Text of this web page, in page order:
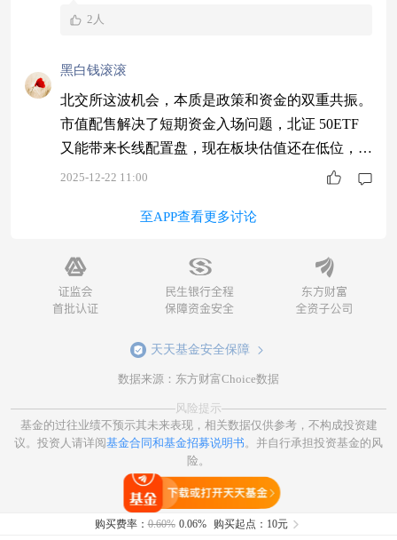
2人
黑白钱滚滚
北交所这波机会，本质是政策和资金的双重共振。
市值配售解决了短期资金入场问题，北证 50ETF
又能带来长线配置盘，现在板块估值还在低位，分
批布局相关基金，比追涨个股要稳妥得多。$同泰
2025-12-22 11:00
至APP查看更多讨论
天天基金安全保障
数据来源：东方财富Choice数据
风险提示
基金的过往业绩不预示其未来表现，相关数据仅供参考，不构成投资建
议。投资人请详阅基金合同和基金招募说明书。并自行承担投资基金的风
险。
购买费率：0.60% 0.06% 购买起点：10元
打开天天基金